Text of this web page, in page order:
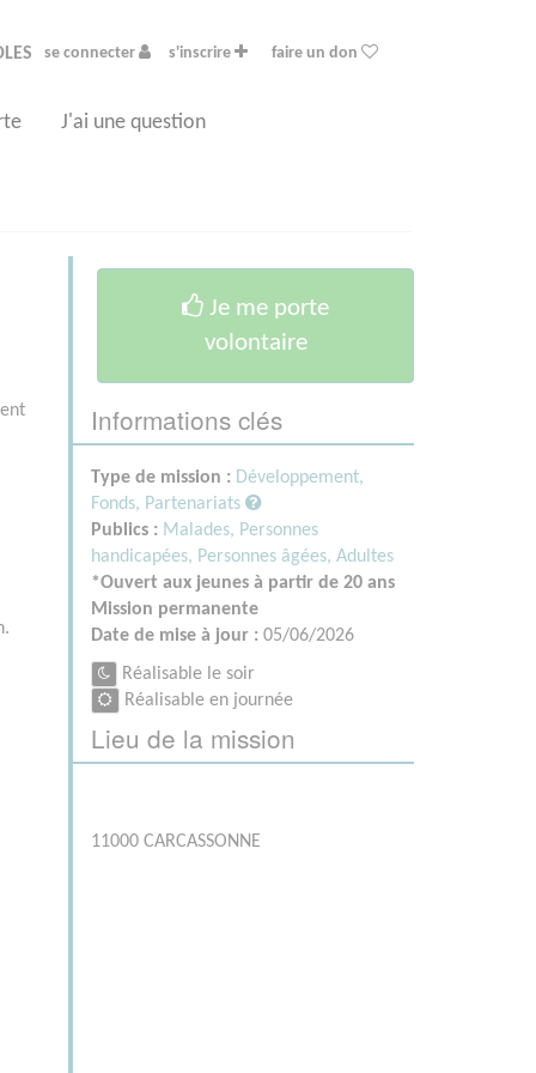
se connecter s'inscrire faire un don
J'ai une question
Je me porte
volontaire
Informations clés
Type de mission : Développement,
Fonds, Partenariats
Publics : Malades, Personnes
handicapées, Personnes âgées, Adultes
*Ouvert aux jeunes à partir de 20 ans
Mission permanente
Date de mise à jour : 05/06/2026
Réalisable le soir
Réalisable en journée
Lieu de la mission
11000 CARCASSONNE